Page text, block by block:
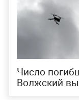
Число
Волжский